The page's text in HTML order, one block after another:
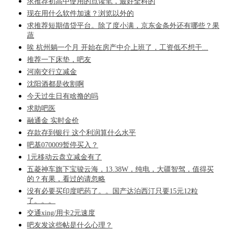
现在用什么软件加速？浏览以外的
求推荐短期借贷平台。除了度小满，京东金条外还有哪些？果
蔬
唉 杭州躺一个月 开始在房产中介上班了，工资低不想干...
推荐一下床垫，吧友
河南交行立减金
沈阳酒都是收割啊
今天过生日有啥撸的吗
求助吧医
融通金 实时金价
存款存到银行 这个利润算什么水平
吧基070009暂停买入？
1元移动云盘立减金有了
五菱神车旗下宝骏云海，13.38W，纯电，大疆智驾，值得买
的？有果，看过的请忽略
没有必要买印度吧药了。。国产达泊西汀只要15元12粒
了。。。
交通xing/用卡2元速度
吧友发这些帖是什么心理？